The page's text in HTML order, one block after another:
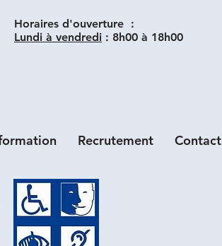
Horaires d'ouverture :
Lundi à vendredi : 8h00 à 18h00
Recrutement Contact